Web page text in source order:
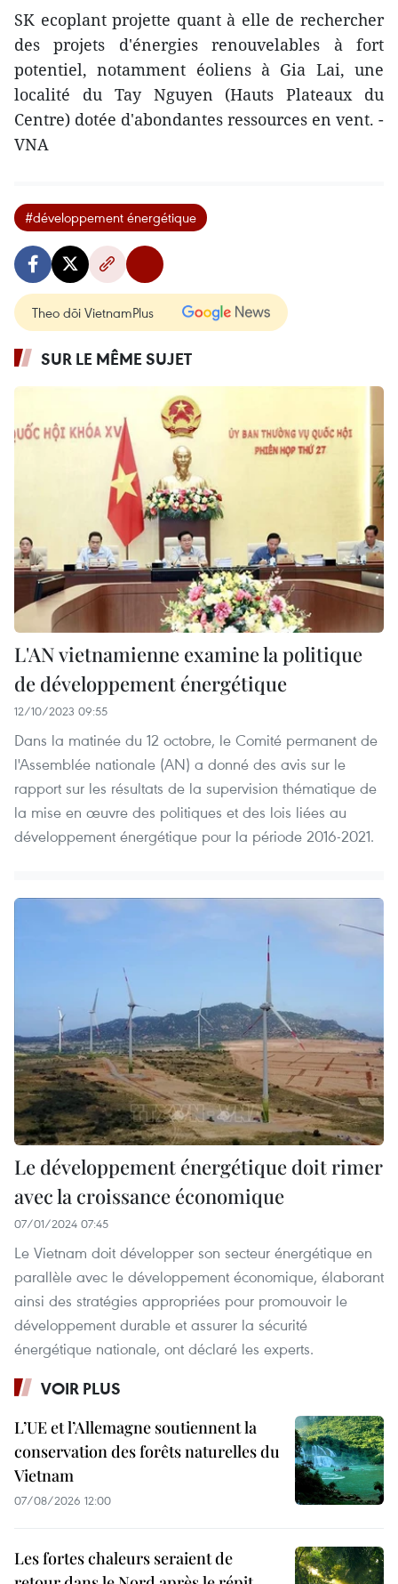
SK ecoplant projette quant à elle de rechercher
des projets d'énergies renouvelables à fort
potentiel, notamment éoliens à Gia Lai, une
localité du Tay Nguyen (Hauts Plateaux du
Centre) dotée d'abondantes ressources en vent. -
VNA
#développement énergétique
Theo dõi VietnamPlus
SUR LE MÊME SUJET
L'AN vietnamienne examine la politique
de développement énergétique
12/10/2023 09:55
Dans la matinée du 12 octobre, le Comité permanent de
l'Assemblée nationale (AN) a donné des avis sur le
rapport sur les résultats de la supervision thématique de
la mise en œuvre des politiques et des lois liées au
développement énergétique pour la période 2016-2021.
Le développement énergétique doit rimer
avec la croissance économique
07/01/2024 07:45
Le Vietnam doit développer son secteur énergétique en
parallèle avec le développement économique, élaborant
ainsi des stratégies appropriées pour promouvoir le
développement durable et assurer la sécurité
énergétique nationale, ont déclaré les experts.
VOIR PLUS
L’UE et l’Allemagne soutiennent la
conservation des forêts naturelles du
Vietnam
07/08/2026 12:00
Les fortes chaleurs seraient de